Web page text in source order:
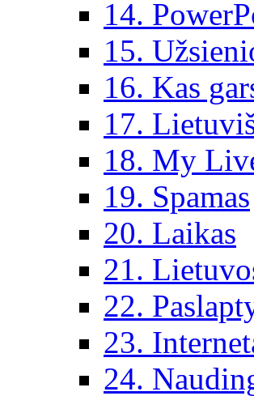
14.
15.
16. Kas
17.
18. My
19. Spamas
20. Laikas
21.
22.
23.
24.